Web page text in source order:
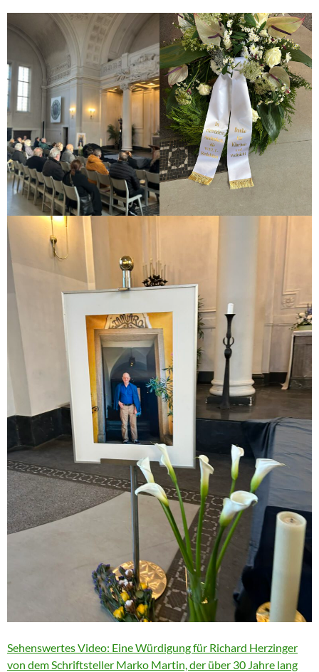
Sehenswertes Video: Eine Würdigung für Richard Herzinger
von dem Schriftsteller Marko Martin, der über 30 Jahre lang